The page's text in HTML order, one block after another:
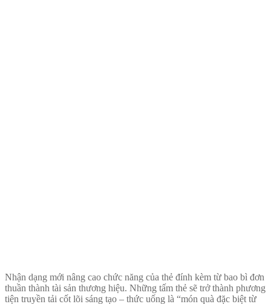
Nhận dạng mới nâng cao chức năng của thẻ đính kèm từ bao bì đơn
thuần thành tài sản thương hiệu. Những tấm thẻ sẽ trở thành phương
tiện truyền tải cốt lõi sáng tạo – thức uống là “món quà đặc biệt từ